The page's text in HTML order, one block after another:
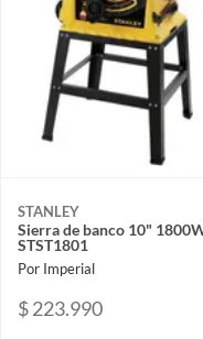
STANLEY
Sierra de banco 10"
STST1801
Por Imperial
$ 223.990